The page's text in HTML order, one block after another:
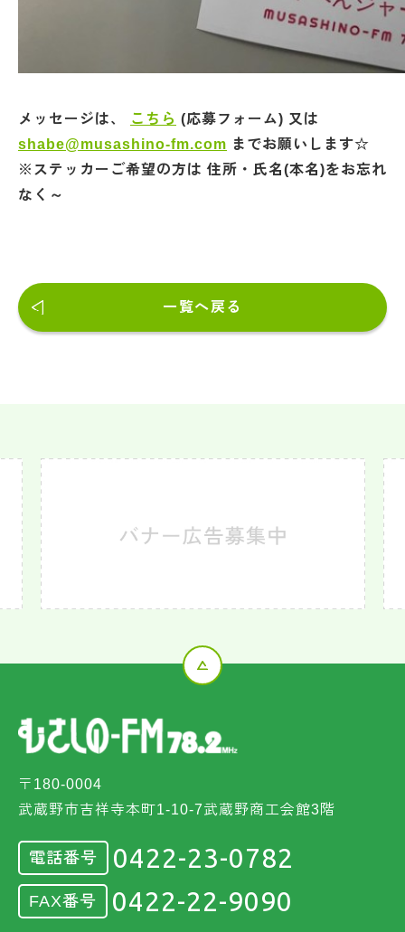
メッセージは、 こちら (応募フォーム) 又は
shabe@musashino-fm.com までお願いします☆
※ステッカーご希望の方は 住所・氏名(本名)をお忘れ
なく～
一覧へ戻る
〒180-0004
武蔵野市吉祥寺本町1-10-7武蔵野商工会館3階
電話番号 0422-23-0782
FAX番号 0422-22-9090